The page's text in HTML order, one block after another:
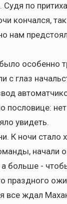
Судя по
кончался,
нам
особенно
с глаз
пословице:
увидеть.
К ночи стало
начали
больше -
праздного
все ждал